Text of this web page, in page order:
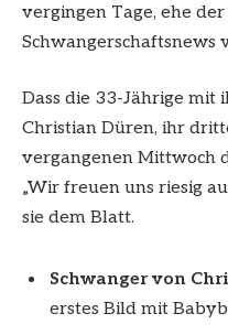
vergingen Tage, ehe
Schwangerschaftsnews
Dass die 33-Jährige mit
Christian Düren, ihr
vergangenen Mittwoch
„Wir freuen uns riesig
sie dem Blatt.
Schwanger von
erstes Bild mit